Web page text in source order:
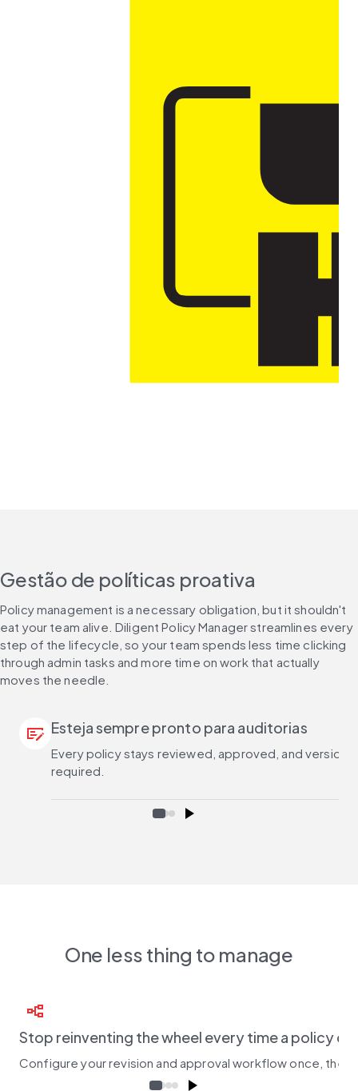
Gestão de políticas proativa
Policy management is a necessary obligation, but it shouldn't
eat your team alive. Diligent Policy Manager streamlines every
step of the lifecycle, so your team spends less time clicking
through admin tasks and more time on work that actually
moves the needle.
checkbook Esteja sempre pronto para auditorias
Every policy stays reviewed, approved, and
required.
One less thing to manage
flowchart
Stop reinventing the wheel every time a policy
Configure your revision and approval workflow once,